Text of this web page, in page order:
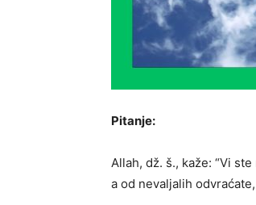
Pitanje:
Allah, dž. š., kaže: “Vi
a od nevaljalih